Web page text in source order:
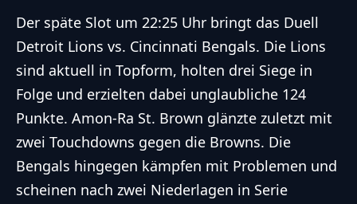
Der späte Slot um 22:25 Uhr bringt das Duell
Detroit Lions vs. Cincinnati Bengals. Die Lions
sind aktuell in Topform, holten drei Siege in
Folge und erzielten dabei unglaubliche 124
Punkte. Amon-Ra St. Brown glänzte zuletzt mit
zwei Touchdowns gegen die Browns. Die
Bengals hingegen kämpfen mit Problemen und
scheinen nach zwei Niederlagen in Serie